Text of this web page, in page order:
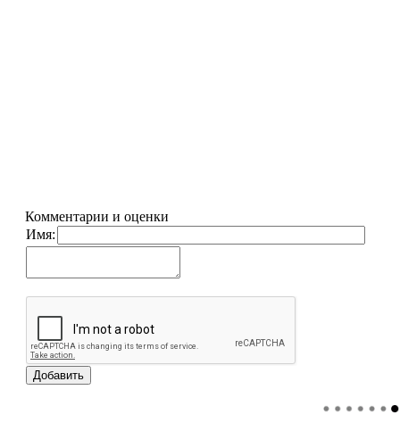
Комментарии и оценки
Имя: